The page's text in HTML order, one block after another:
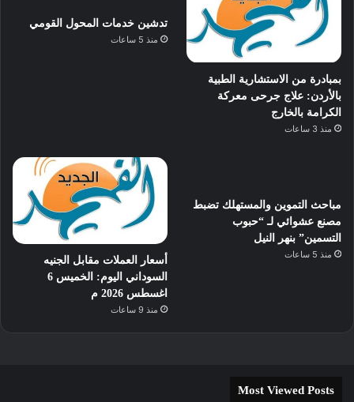
بمبادرة من الاستشارية الطبية
بالأردن: علاج جرحى معركة
الكرامة بالخارج
منذ 3 ساعات
تدشين خدمات المحول القومي
منذ 5 ساعات
مباحث التموين والمستهلك تضبط
مصنع عشوائي لـ “حبوب
التسمين” بنهر النيل
منذ 5 ساعات
أسعار العملات مقابل الجنيه
السوداني اليوم: الخميس 6
اغسطس 2026 م
منذ 9 ساعات
Most Viewed Posts